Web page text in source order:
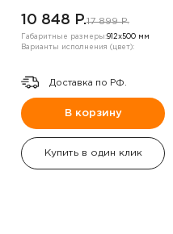
10 848 P.17 899 P.
Габаритные размеры:912х500 мм
Варианты исполнения (цвет):
Доставка по РФ.
В корзину
Купить в один клик